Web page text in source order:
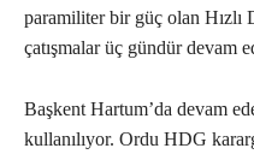
paramiliter bir güç olan Hızlı
çatışmalar üç gündür devam
Başkent Hartum’da devam
kullanılıyor. Ordu HDG